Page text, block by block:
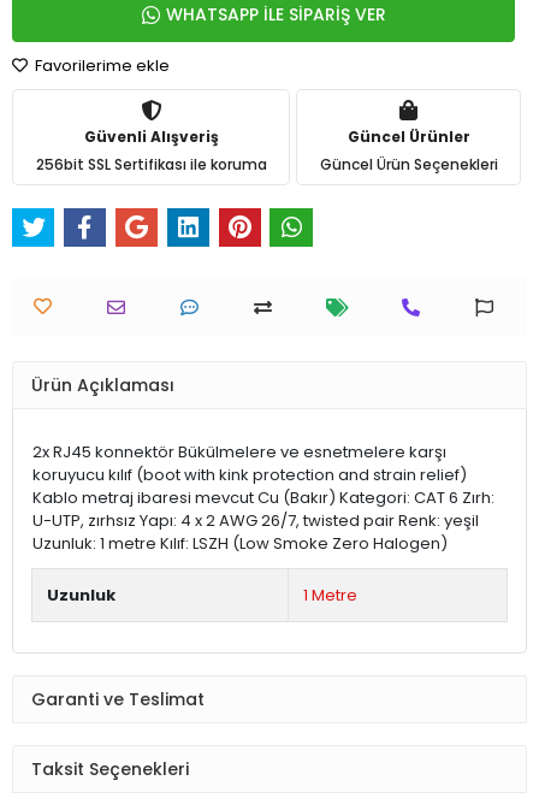
WHATSAPP İLE SİPARİŞ VER
Favorilerime ekle
Güvenli Alışveriş
256bit SSL Sertifikası ile koruma
Güncel Ürünler
Güncel Ürün Seçenekleri
Ürün Açıklaması
2x RJ45 konnektör Bükülmelere ve esnetmelere karşı
koruyucu kılıf (boot with kink protection and strain relief)
Kablo metraj ibaresi mevcut Cu (Bakır) Kategori: CAT 6 Zırh:
U-UTP, zırhsız Yapı: 4 x 2 AWG 26/7, twisted pair Renk: yeşil
Uzunluk: 1 metre Kılıf: LSZH (Low Smoke Zero Halogen)
Uzunluk 1 Metre
Garanti ve Teslimat
Taksit Seçenekleri